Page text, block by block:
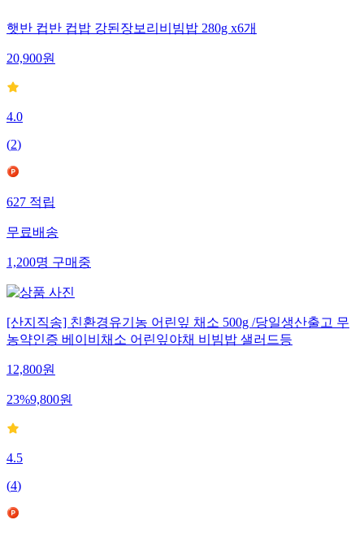
햇반 컵반 컵밥 강된장보리비빔밥 280g x6개
20,900원
4.0
(2)
627적립
무료배송
1,200명구매중
[산지직송] 친환경유기농 어린잎 채소 500g /당일생산출고 무
농약인증 베이비채소 어린잎야채 비빔밥 샐러드등
12,800원
23%9,800원
4.5
(4)